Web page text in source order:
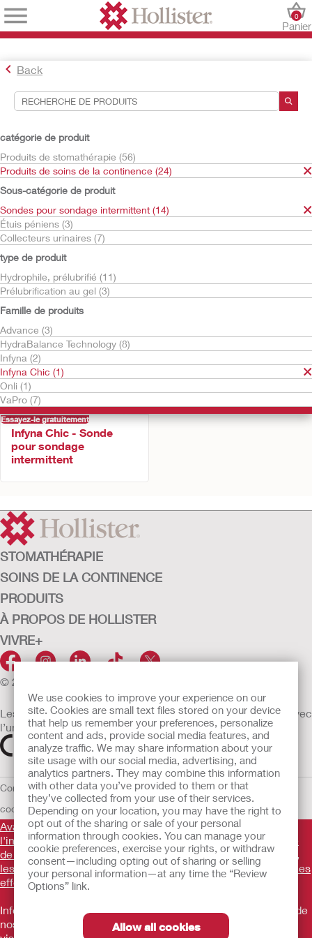
We use cookies to improve your experience on our
site. Cookies are small text files stored on your device
that help us remember your preferences, personalize
content and ads, provide social media features, and
analyze traffic. We may share information about your
site usage with our social media, advertising, and
analytics partners. They may combine this information
with other data you’ve provided to them or that
they’ve collected from your use of their services.
Depending on your location, you may have the right to
opt out of the sharing or sale of your personal
information through cookies. You can manage your
cookie preferences, exercise your rights, or withdraw
consent—including opting out of sharing or selling
your personal information—at any time the “Review
Options” link.
Allow all cookies
Panier
0
Back
catégorie de produit
Produits de stomathérapie (56)
Produits de soins de la continence (24)
Sous-catégorie de produit
Sondes pour sondage intermittent (14)
Étuis péniens (3)
Collecteurs urinaires (7)
type de produit
Hydrophile, prélubrifié (11)
Prélubrification au gel (3)
Famille de produits
Advance (3)
HydraBalance Technology (8)
Infyna (2)
Infyna Chic (1)
Onli (1)
VaPro (7)
Outils de recherche
Vos sélections:
Produits de soins de la continence
Sondes pour sondage intermittent
Infyna Chic
Votre sélection correspond à
Trier par:
Essayez-le gratuitement
Infyna Chic - Sonde
pour sondage
intermittent
STOMATHÉRAPIE
SOINS DE LA CONTINENCE
PRODUITS
À PROPOS DE HOLLISTER
VIVRE+
© 2026 Hollister Incorporated
Les dispositifs médicaux vendus dans l’UE sont marqués avec
l’un des symboles suivants selon le besoin
Conditions d'utilisation Politique de confidentialité Utilisation des
cookiesUE Avis au DénonciateurConditions générales de vente
Avant d'utiliser les produits mentionnés, veuillez lire
l'intégralité des consignes d'utilisation fournies sur la notice
de chaque produit pour connaître l'indication, la description,
les contre-indications, les avertissements, les précautions, les
effets indésirables et le mode d'emploi du dispositif.
Informations promotionnelles à destination des utilisateurs de
nos produits ne constituant pas un conseil médical et ne